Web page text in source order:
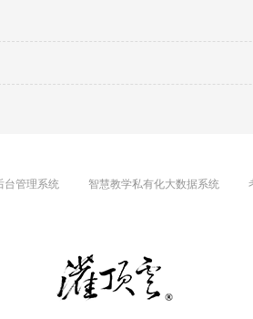
台管理系统 智慧教学私有化大数据系统